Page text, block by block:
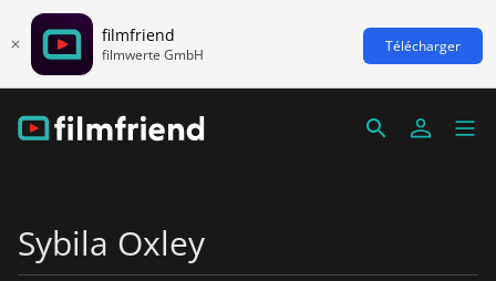
filmfriend
filmwerte GmbH Télécharger
Sybila Oxley